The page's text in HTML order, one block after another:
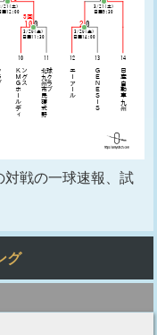
対戦の一球速報、試
グ